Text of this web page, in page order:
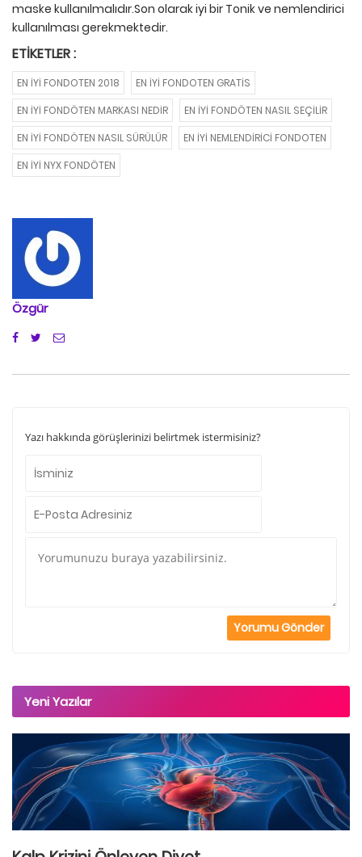
maske kullanılmalıdır.Son olarak iyi bir Tonik ve nemlendirici
kullanılması gerekmektedir.
ETIKETLER :
EN IYI FONDOTEN 2018
EN IYI FONDOTEN GRATIS
EN IYI FONDÖTEN MARKASI NEDIR
EN IYI FONDÖTEN NASIL SEÇILIR
EN IYI FONDÖTEN NASIL SÜRÜLÜR
EN IYI NEMLENDIRICI FONDOTEN
EN IYI NYX FONDÖTEN
Özgür
Yazı hakkında görüşlerinizi belirtmek istermisiniz?
Yeni Yazılar